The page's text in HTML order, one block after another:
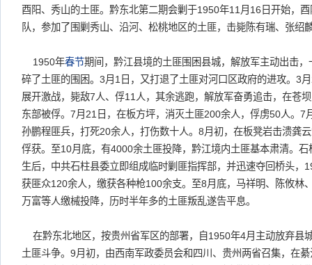
酉阳、秀山的土匪。黔东北第二期会剿于1950年11月16日开始，
队，参加了围剿秀山、沿河、松桃地区的土匪，击毙陈有瑞、张绍
1950年春节期间，黔江县境的土匪围困县城，解放军主动出击
碎了土匪的围困。3月1日，又打退了土匪对河口区政府的进攻。3
展开激战，毙敌7人、俘11人，其余逃跑，解放军奋勇追击，在苍
东部被俘。7月21日，在板方坪，消灭土匪200余人，俘虏50人。7
孙鹏程匪兵，打死20余人，打伤数十人。8月初，在板凳岩击溃龚
俘获。至10月底，有4000余土匪投降，黔江境内土匪基本肃清。石
生后，中共石柱县委立即组成临时剿匪指挥部，并迅速夺回桥头，
获匪众120余人，缴获各种枪100余支。至8月底，马祥明、陈攸林
万富等人缴械投降，历时半年多的土匪叛乱遂告平息。
在黔东北地区，按贵州省军区的部署，自1950年4月主动放弃县
土匪斗争。9月初，由西南军政委员会和四川、贵州两省召集，在